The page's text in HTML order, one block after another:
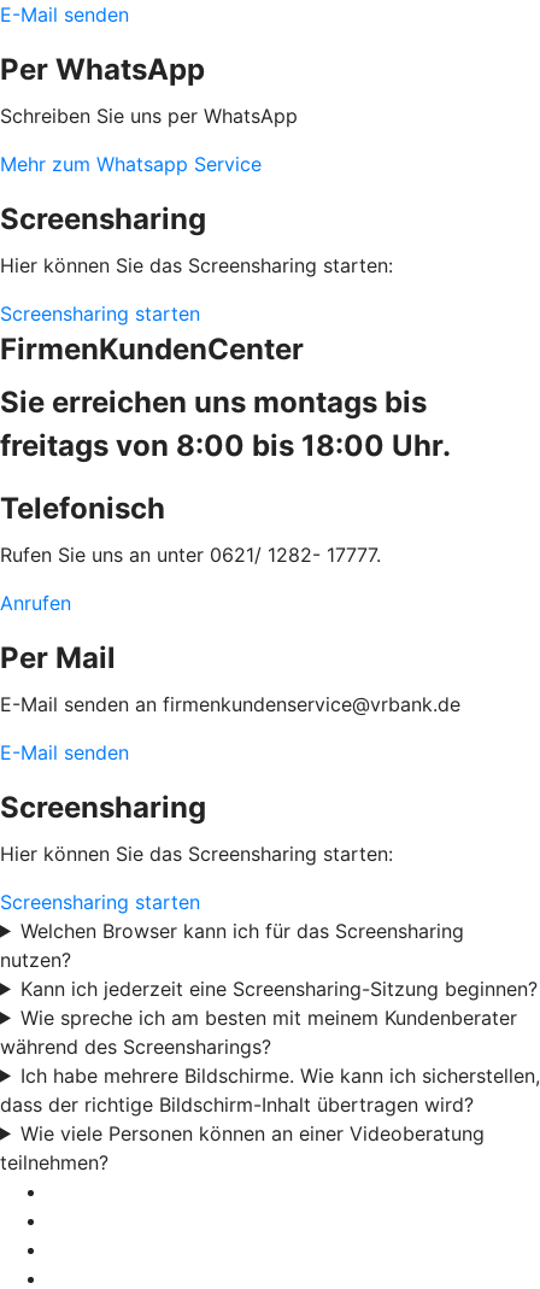
E-Mail senden
Per WhatsApp
Schreiben Sie uns per WhatsApp
Mehr zum Whatsapp Service
Screensharing
Hier können Sie das Screensharing starten:
Screensharing starten
FirmenKundenCenter
Sie erreichen uns montags bis
freitags von 8:00 bis 18:00 Uhr.
Telefonisch
Rufen Sie uns an unter 0621/ 1282- 17777.
Anrufen
Per Mail
E-Mail senden an firmenkundenservice@vrbank.de
E-Mail senden
Screensharing
Hier können Sie das Screensharing starten:
Screensharing starten
Welchen Browser kann ich für das Screensharing
nutzen?
Kann ich jederzeit eine Screensharing-Sitzung beginnen?
Wie spreche ich am besten mit meinem Kundenberater
während des Screensharings?
Ich habe mehrere Bildschirme. Wie kann ich sicherstellen,
dass der richtige Bildschirm-Inhalt übertragen wird?
Wie viele Personen können an einer Videoberatung
teilnehmen?